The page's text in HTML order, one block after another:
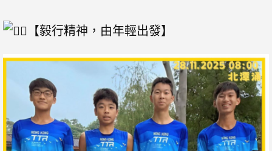
【毅行精神，由年輕出發】